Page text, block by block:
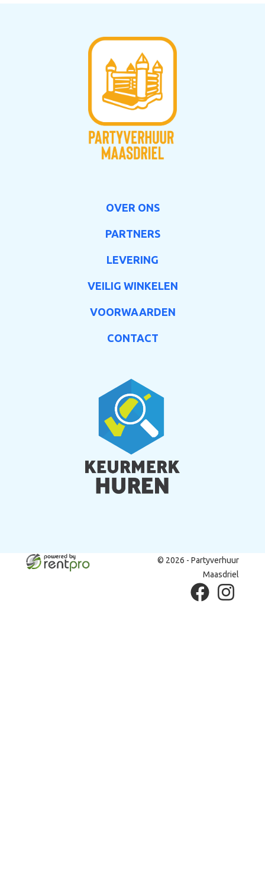
OVER ONS
PARTNERS
LEVERING
VEILIG WINKELEN
VOORWAARDEN
CONTACT
© 2026 - Partyverhuur
Maasdriel
facebookinstagram